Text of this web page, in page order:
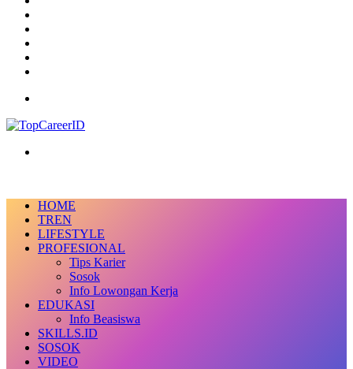
HOME
TREN
LIFESTYLE
PROFESIONAL
Tips Karier
Sosok
Info Lowongan Kerja
EDUKASI
Info Beasiswa
SKILLS.ID
SOSOK
VIDEO